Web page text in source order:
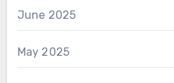
June 2025
May 2025